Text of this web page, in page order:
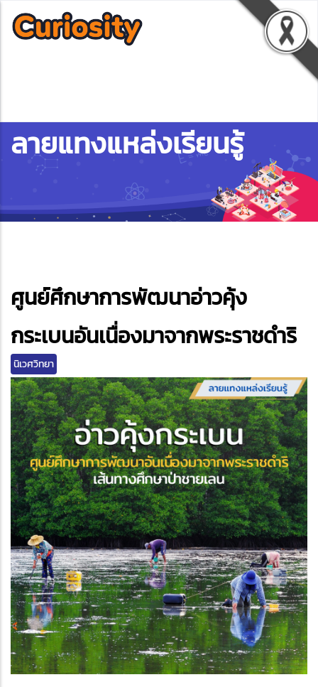
ลายแทงแหล่งเรียนรู้
ศูนย์ศึกษาการพัฒนาอ่าวคุ้ง
กระเบนอันเนื่องมาจากพระราชดำริ
นิเวศวิทยา